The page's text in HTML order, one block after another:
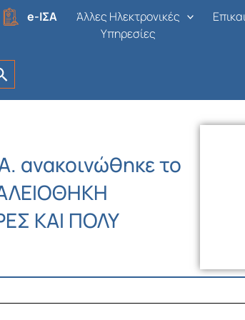
e-ΙΣΑ
Άλλες Ηλεκτρονικές
Υπηρεσίες
ανακοινώθηκε το
ΚΑΙ ΠΟΛΥ